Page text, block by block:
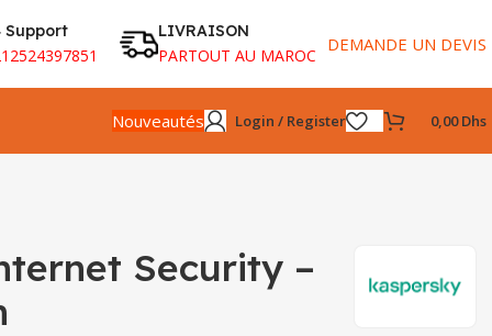
Support LIVRAISON
PARTOUT AU MAROC DEMANDE UN DEVIS
Nouveautés Login / Register 0,00Dhs
Security –